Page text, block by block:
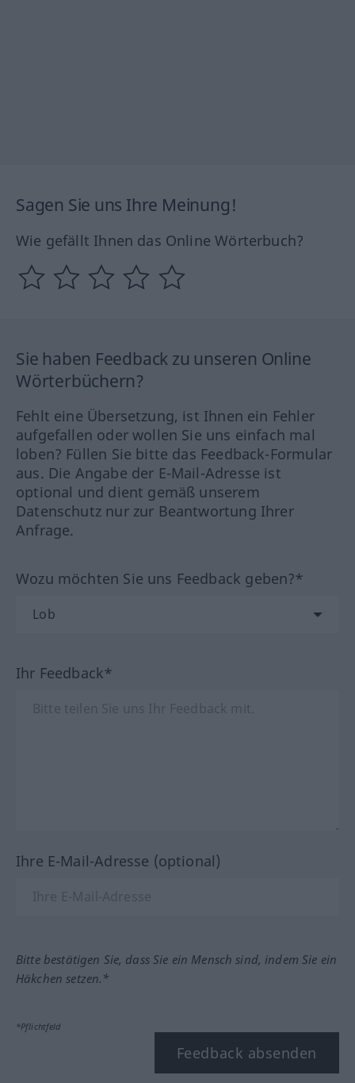
Sagen Sie uns Ihre Meinung!
Wie gefällt Ihnen das Online Wörterbuch?
Sie haben Feedback zu unseren Online
Wörterbüchern?
Fehlt eine Übersetzung, ist Ihnen ein Fehler
aufgefallen oder wollen Sie uns einfach mal
loben? Füllen Sie bitte das Feedback-Formular
aus. Die Angabe der E-Mail-Adresse ist
optional und dient gemäß unserem
Datenschutz nur zur Beantwortung Ihrer
Anfrage.
Wozu möchten Sie uns Feedback geben?*
Ihr Feedback*
Ihre E-Mail-Adresse (optional)
Bitte bestätigen Sie, dass Sie ein Mensch sind, indem Sie ein
Häkchen setzen.*
*Pflichtfeld
Feedback absenden